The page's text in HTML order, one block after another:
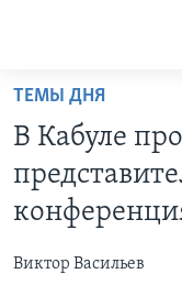
Перейти
основной
контент
Перейти
основной
навигации
ГЛАВНОЕ
ПРОГРАММЫ
АМЕРИКА
ИТОГИ
ПРОЕКТЫ
НАША
ИНТЕРВЬЮ
ТЕМЫ ДНЯ
В Кабуле
Виктор Васильев